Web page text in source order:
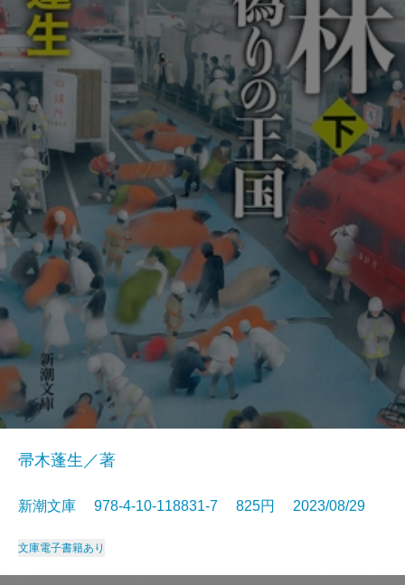
帚木蓬生／著
新潮文庫 978-4-10-118831-7 825円 2023/08/29
文庫電子書籍あり